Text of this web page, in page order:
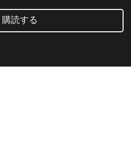
購読する